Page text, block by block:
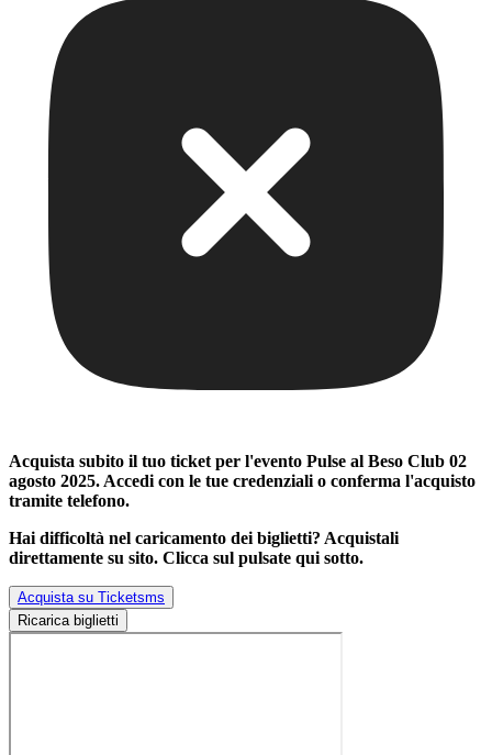
Acquista subito il tuo ticket per l'evento Pulse al Beso Club 02
agosto 2025. Accedi con le tue credenziali o conferma l'acquisto
tramite telefono.
Hai difficoltà nel caricamento dei biglietti? Acquistali
direttamente su sito. Clicca sul pulsate qui sotto.
Acquista su Ticketsms
Ricarica biglietti